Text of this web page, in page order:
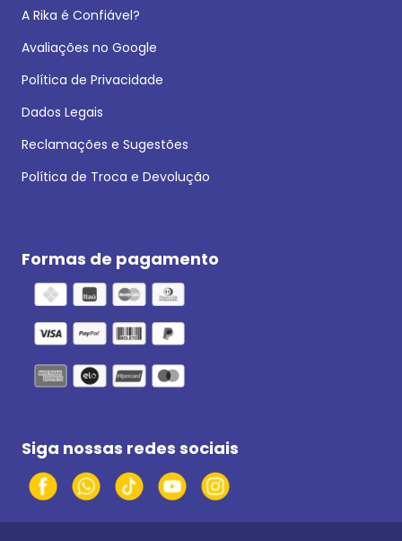
A Rika é Confiável?
Avaliações no Google
Política de Privacidade
Dados Legais
Reclamações e Sugestões
Política de Troca e Devolução
Formas de pagamento
Siga nossas redes sociais